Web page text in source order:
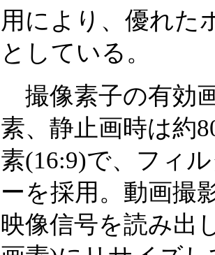
用により、優れた
としている。
撮像素子の有効
素、静止画時は約
素(16:9)で、フィ
ーを採用。動画撮
映像信号を読み出